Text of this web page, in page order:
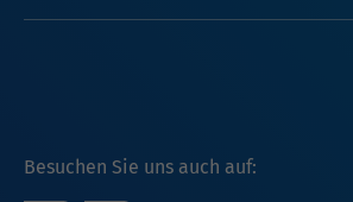
Besuchen Sie uns auch auf: